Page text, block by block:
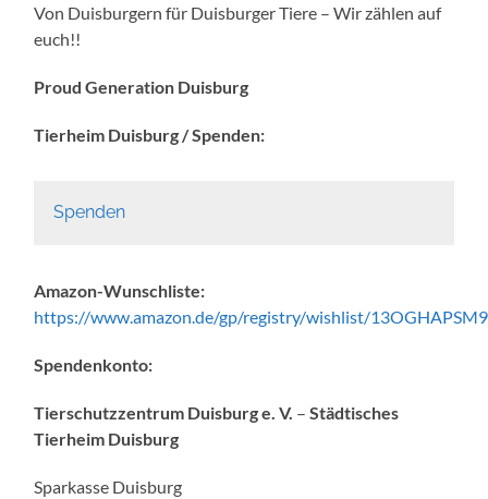
Von Duisburgern für Duisburger Tiere – Wir zählen auf
euch!!
Proud Generation Duisburg
Tierheim Duisburg / Spenden:
Spenden
Amazon-Wunschliste:
https://www.amazon.de/gp/registry/wishlist/
Spendenkonto:
Tierschutzzentrum Duisburg e. V. –Städtisches
Tierheim Duisburg
Sparkasse Duisburg